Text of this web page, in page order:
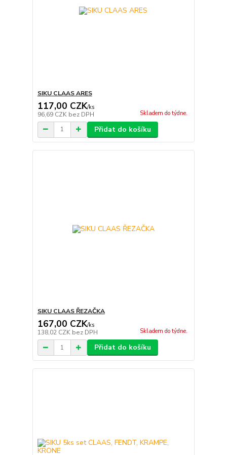
SIKU CLAAS ARES
117,00 CZK/ks
96,69 CZK bez DPH Skladem do týdne.
Přidat do košíku
SIKU CLAAS ŘEZAČKA
167,00 CZK/ks
138,02 CZK bez DPH Skladem do týdne.
Přidat do košíku